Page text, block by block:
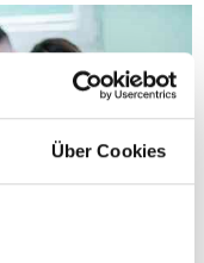
Über Cookies